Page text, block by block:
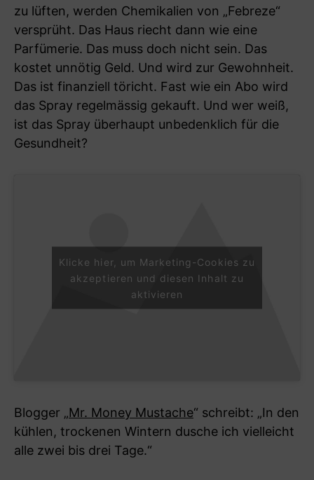
zu lüften, werden Chemikalien von „Febreze“
versprüht. Das Haus riecht dann wie eine
Parfümerie. Das muss doch nicht sein. Das
kostet unnötig Geld. Und wird zur Gewohnheit.
Das ist finanziell töricht. Fast wie ein Abo wird
das Spray regelmässig gekauft. Und wer weiß,
ist das Spray überhaupt unbedenklich für die
Gesundheit?
Klicke hier, um Marketing-Cookies zu
akzeptieren und diesen Inhalt zu
aktivieren
Blogger „Mr. Money Mustache“ schreibt: „In den
kühlen, trockenen Wintern dusche ich vielleicht
alle zwei bis drei Tage.“